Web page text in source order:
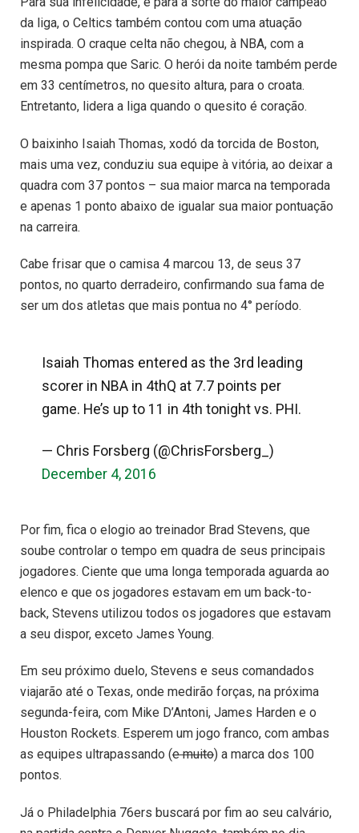
da liga, o Celtics também contou com uma atuação
inspirada. O craque celta não chegou, à NBA, com a
mesma pompa que Saric. O herói da noite também perde
em 33 centímetros, no quesito altura, para o croata.
Entretanto, lidera a liga quando o quesito é coração.
O baixinho Isaiah Thomas, xodó da torcida de Boston,
mais uma vez, conduziu sua equipe à vitória, ao deixar a
quadra com 37 pontos – sua maior marca na temporada
e apenas 1 ponto abaixo de igualar sua maior pontuação
na carreira.
Cabe frisar que o camisa 4 marcou 13, de seus 37
pontos, no quarto derradeiro, confirmando sua fama de
ser um dos atletas que mais pontua no 4° período.
Isaiah Thomas entered as the 3rd leading
scorer in NBA in 4thQ at 7.7 points per
game. He’s up to 11 in 4th tonight vs. PHI.
— Chris Forsberg (@ChrisForsberg_)
December 4, 2016
Por fim, fica o elogio ao treinador Brad Stevens, que
soube controlar o tempo em quadra de seus principais
jogadores. Ciente que uma longa temporada aguarda ao
elenco e que os jogadores estavam em um back-to-
back, Stevens utilizou todos os jogadores que estavam
a seu dispor, exceto James Young.
Em seu próximo duelo, Stevens e seus comandados
viajarão até o Texas, onde medirão forças, na próxima
segunda-feira, com Mike D’Antoni, James Harden e o
Houston Rockets. Esperem um jogo franco, com ambas
as equipes ultrapassando (e muito) a marca dos 100
pontos.
Já o Philadelphia 76ers buscará por fim ao seu calvário,